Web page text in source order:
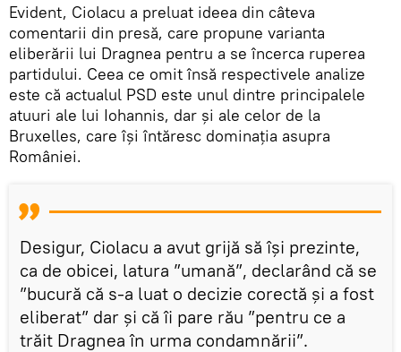
Evident, Ciolacu a preluat ideea din câteva
comentarii din presă, care propune varianta
eliberării lui Dragnea pentru a se încerca ruperea
partidului. Ceea ce omit însă respectivele analize
este că actualul PSD este unul dintre principalele
atuuri ale lui Iohannis, dar și ale celor de la
Bruxelles, care își întăresc dominația asupra
României.
Desigur, Ciolacu a avut grijă să își prezinte,
ca de obicei, latura ”umană”, declarând că se
”bucură că s-a luat o decizie corectă şi a fost
eliberat” dar și că îi pare rău ”pentru ce a
trăit Dragnea în urma condamnării”.